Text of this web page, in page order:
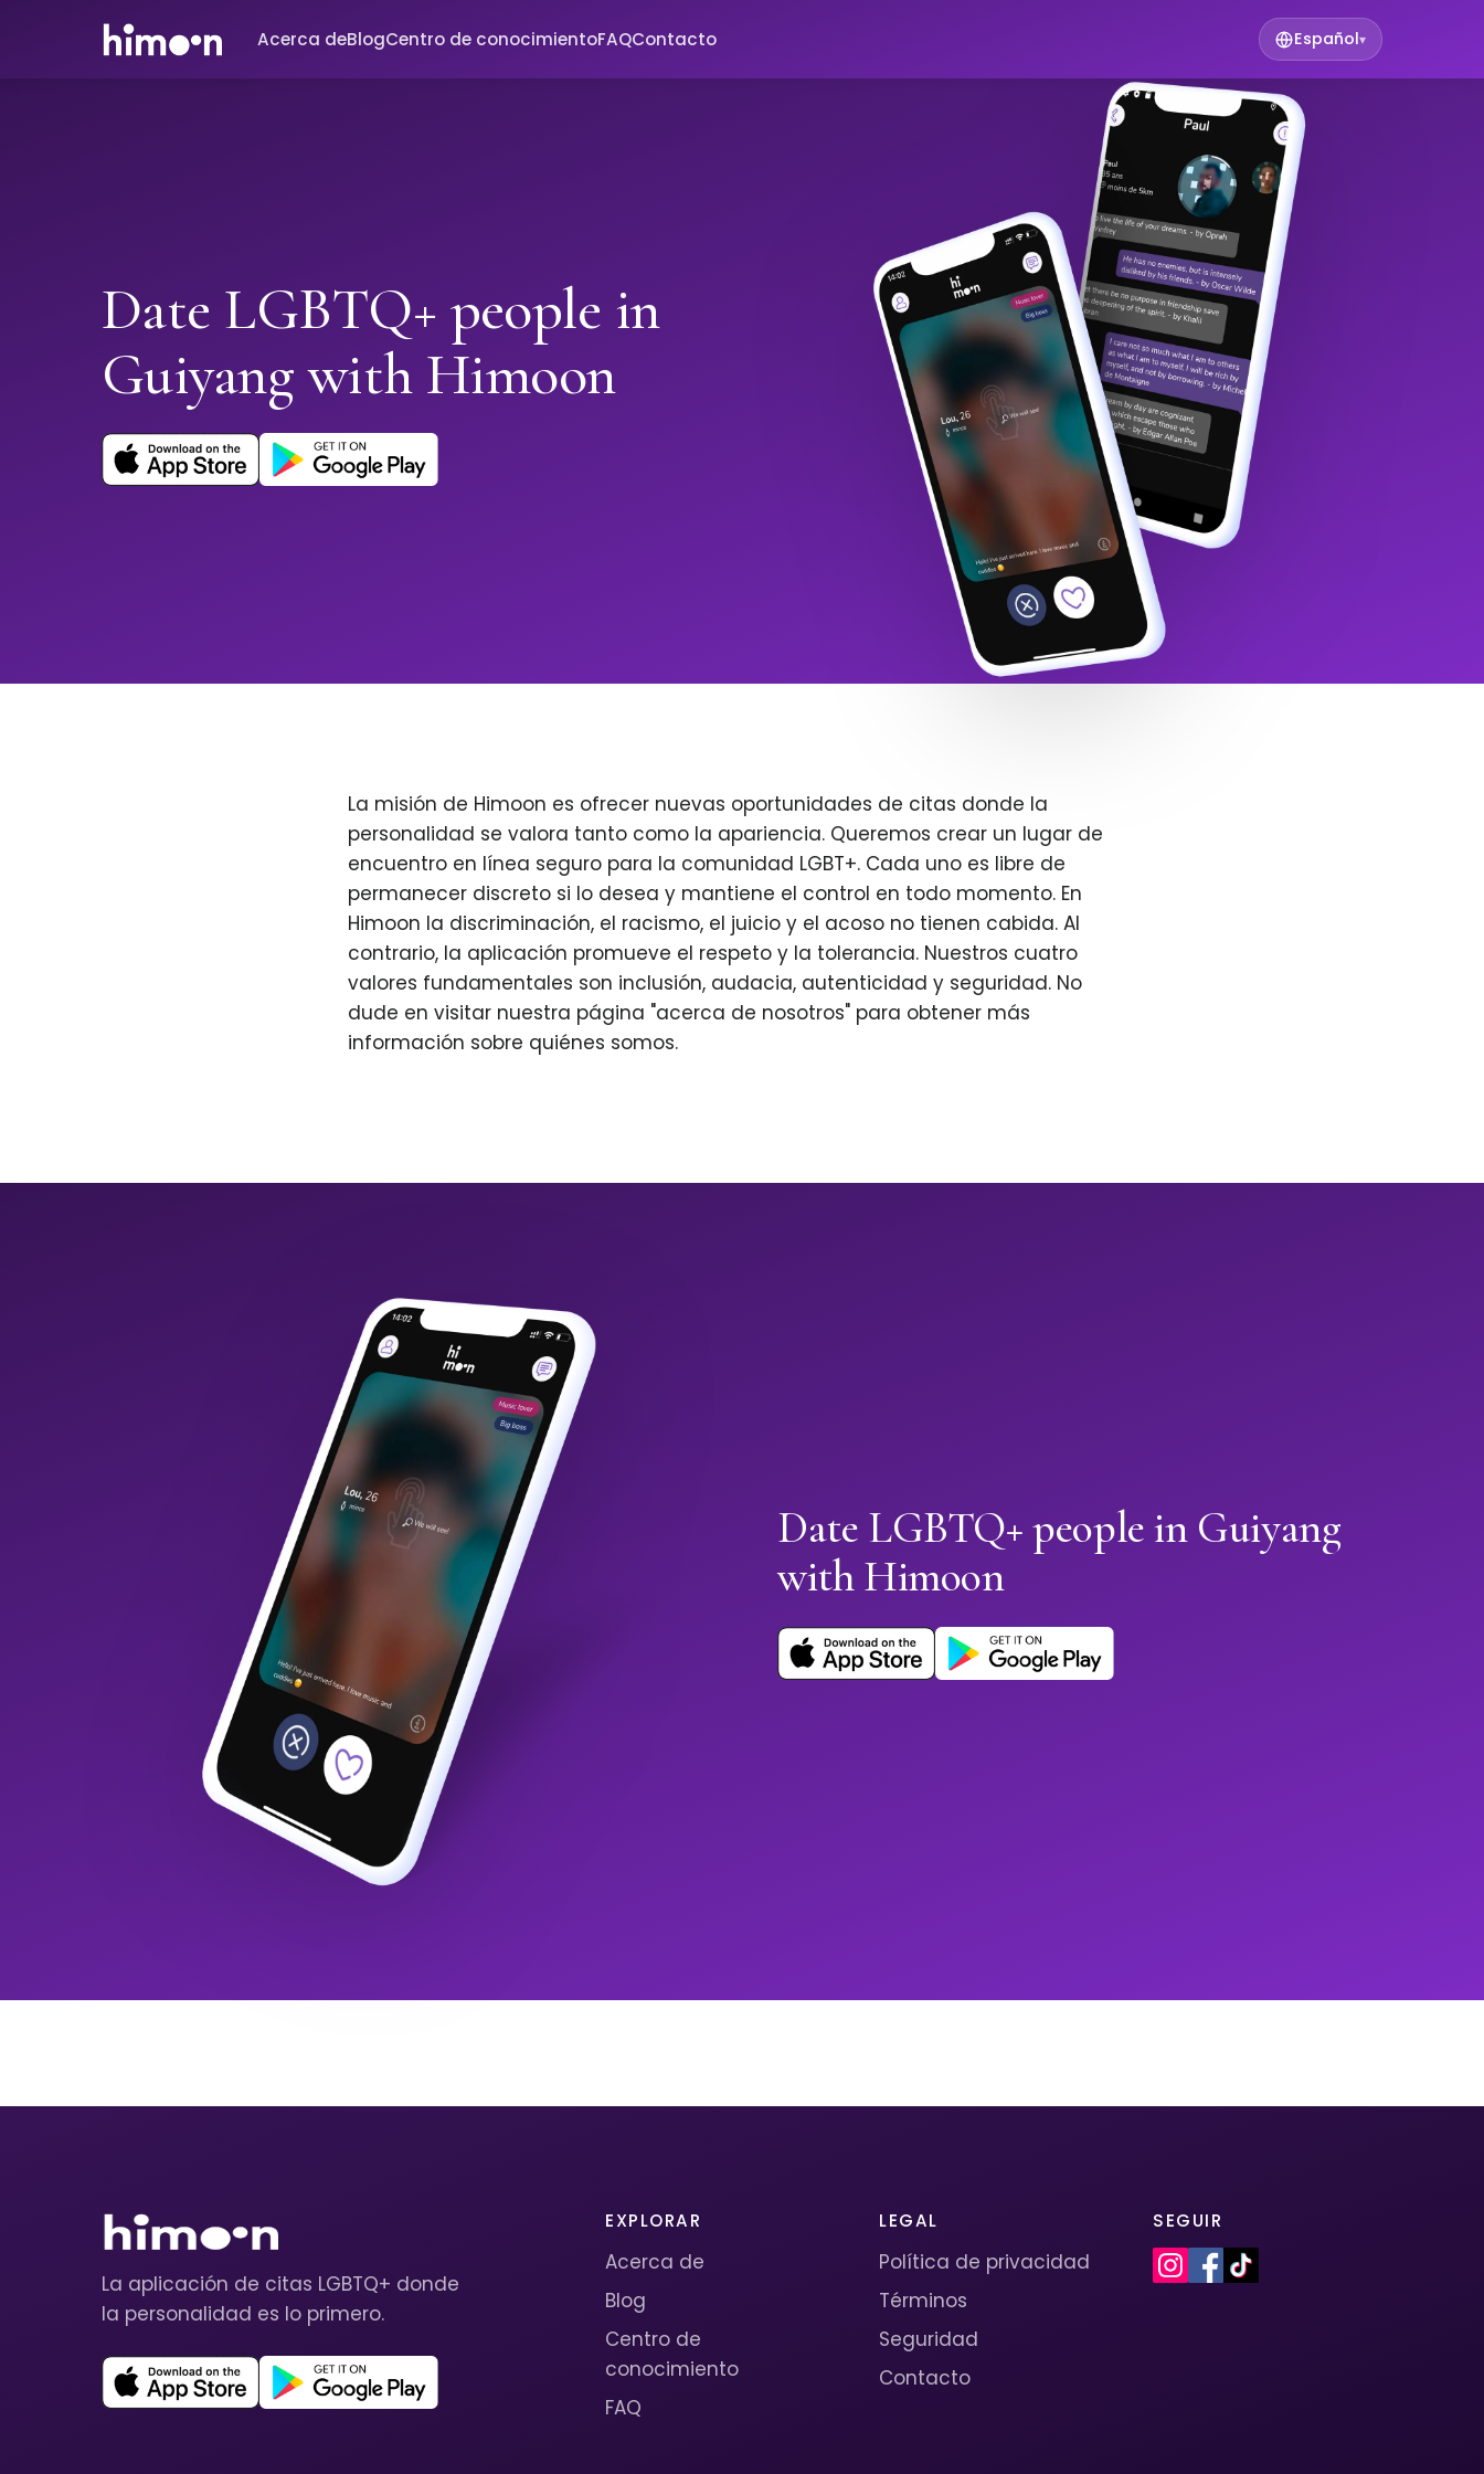
Acerca deBlogCentro de conocimientoFAQContacto Español▾
Date LGBTQ+ people in
Guiyang with Himoon
La misión de Himoon es ofrecer nuevas oportunidades de citas donde la
personalidad se valora tanto como la apariencia. Queremos crear un lugar de
encuentro en línea seguro para la comunidad LGBT+. Cada uno es libre de
permanecer discreto si lo desea y mantiene el control en todo momento. En
Himoon la discriminación, el racismo, el juicio y el acoso no tienen cabida. Al
contrario, la aplicación promueve el respeto y la tolerancia. Nuestros cuatro
valores fundamentales son inclusión, audacia, autenticidad y seguridad. No
dude en visitar nuestra página "acerca de nosotros" para obtener más
información sobre quiénes somos.
Date LGBTQ+ people in Guiyang
with Himoon
La aplicación de citas LGBTQ+ donde
la personalidad es lo primero.
EXPLORAR
Acerca de
Blog
Centro de
conocimiento
FAQ
LEGAL
Política de privacidad
Términos
Seguridad
Contacto
SEGUIR